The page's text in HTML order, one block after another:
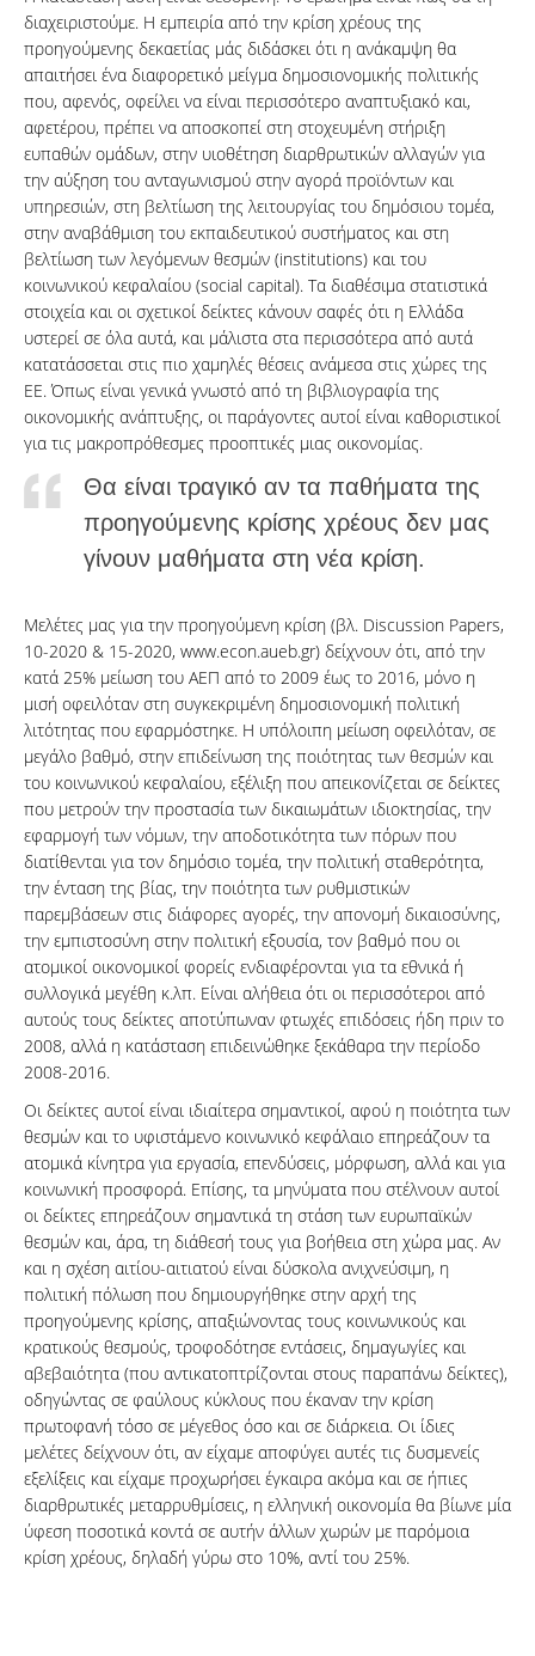
διαχειριστούμε. Η εμπειρία από την κρίση χρέους της
προηγούμενης δεκαετίας μάς διδάσκει ότι η ανάκαμψη θα
απαιτήσει ένα διαφορετικό μείγμα δημοσιονομικής πολιτικής
που, αφενός, οφείλει να είναι περισσότερο αναπτυξιακό και,
αφετέρου, πρέπει να αποσκοπεί στη στοχευμένη στήριξη
ευπαθών ομάδων, στην υιοθέτηση διαρθρωτικών αλλαγών για
την αύξηση του ανταγωνισμού στην αγορά προϊόντων και
υπηρεσιών, στη βελτίωση της λειτουργίας του δημόσιου τομέα,
στην αναβάθμιση του εκπαιδευτικού συστήματος και στη
βελτίωση των λεγόμενων θεσμών (institutions) και του
κοινωνικού κεφαλαίου (social capital). Τα διαθέσιμα στατιστικά
στοιχεία και οι σχετικοί δείκτες κάνουν σαφές ότι η Ελλάδα
υστερεί σε όλα αυτά, και μάλιστα στα περισσότερα από αυτά
κατατάσσεται στις πιο χαμηλές θέσεις ανάμεσα στις χώρες της
ΕΕ. Όπως είναι γενικά γνωστό από τη βιβλιογραφία της
οικονομικής ανάπτυξης, οι παράγοντες αυτοί είναι καθοριστικοί
για τις μακροπρόθεσμες προοπτικές μιας οικονομίας.
Θα είναι τραγικό αν τα παθήματα της
προηγούμενης κρίσης χρέους δεν μας
γίνουν μαθήματα στη νέα κρίση.
Μελέτες μας για την προηγούμενη κρίση (βλ. Discussion Papers,
10-2020 & 15-2020, www.econ.aueb.gr) δείχνουν ότι, από την
κατά 25% μείωση του ΑΕΠ από το 2009 έως το 2016, μόνο η
μισή οφειλόταν στη συγκεκριμένη δημοσιονομική πολιτική
λιτότητας που εφαρμόστηκε. Η υπόλοιπη μείωση οφειλόταν, σε
μεγάλο βαθμό, στην επιδείνωση της ποιότητας των θεσμών και
του κοινωνικού κεφαλαίου, εξέλιξη που απεικονίζεται σε δείκτες
που μετρούν την προστασία των δικαιωμάτων ιδιοκτησίας, την
εφαρμογή των νόμων, την αποδοτικότητα των πόρων που
διατίθενται για τον δημόσιο τομέα, την πολιτική σταθερότητα,
την ένταση της βίας, την ποιότητα των ρυθμιστικών
παρεμβάσεων στις διάφορες αγορές, την απονομή δικαιοσύνης,
την εμπιστοσύνη στην πολιτική εξουσία, τον βαθμό που οι
ατομικοί οικονομικοί φορείς ενδιαφέρονται για τα εθνικά ή
συλλογικά μεγέθη κ.λπ. Είναι αλήθεια ότι οι περισσότεροι από
αυτούς τους δείκτες αποτύπωναν φτωχές επιδόσεις ήδη πριν το
2008, αλλά η κατάσταση επιδεινώθηκε ξεκάθαρα την περίοδο
2008-2016.
Οι δείκτες αυτοί είναι ιδιαίτερα σημαντικοί, αφού η ποιότητα των
θεσμών και το υφιστάμενο κοινωνικό κεφάλαιο επηρεάζουν τα
ατομικά κίνητρα για εργασία, επενδύσεις, μόρφωση, αλλά και για
κοινωνική προσφορά. Επίσης, τα μηνύματα που στέλνουν αυτοί
οι δείκτες επηρεάζουν σημαντικά τη στάση των ευρωπαϊκών
θεσμών και, άρα, τη διάθεσή τους για βοήθεια στη χώρα μας. Αν
και η σχέση αιτίου-αιτιατού είναι δύσκολα ανιχνεύσιμη, η
πολιτική πόλωση που δημιουργήθηκε στην αρχή της
προηγούμενης κρίσης, απαξιώνοντας τους κοινωνικούς και
κρατικούς θεσμούς, τροφοδότησε εντάσεις, δημαγωγίες και
αβεβαιότητα (που αντικατοπτρίζονται στους παραπάνω δείκτες),
οδηγώντας σε φαύλους κύκλους που έκαναν την κρίση
πρωτοφανή τόσο σε μέγεθος όσο και σε διάρκεια. Οι ίδιες
μελέτες δείχνουν ότι, αν είχαμε αποφύγει αυτές τις δυσμενείς
εξελίξεις και είχαμε προχωρήσει έγκαιρα ακόμα και σε ήπιες
διαρθρωτικές μεταρρυθμίσεις, η ελληνική οικονομία θα βίωνε μία
ύφεση ποσοτικά κοντά σε αυτήν άλλων χωρών με παρόμοια
κρίση χρέους, δηλαδή γύρω στο 10%, αντί του 25%.